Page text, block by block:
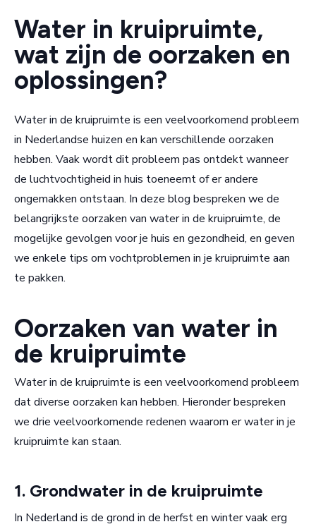
Water in kruipruimte,
wat zijn de oorzaken en
oplossingen?
Water in de kruipruimte is een veelvoorkomend probleem
in Nederlandse huizen en kan verschillende oorzaken
hebben. Vaak wordt dit probleem pas ontdekt wanneer
de luchtvochtigheid in huis toeneemt of er andere
ongemakken ontstaan. In deze blog bespreken we de
belangrijkste oorzaken van water in de kruipruimte, de
mogelijke gevolgen voor je huis en gezondheid, en geven
we enkele tips om vochtproblemen in je kruipruimte aan
te pakken.
Oorzaken van water in
de kruipruimte
Water in de kruipruimte is een veelvoorkomend probleem
dat diverse oorzaken kan hebben. Hieronder bespreken
we drie veelvoorkomende redenen waarom er water in je
kruipruimte kan staan.
1. Grondwater in de kruipruimte
In Nederland is de grond in de herfst en winter vaak erg